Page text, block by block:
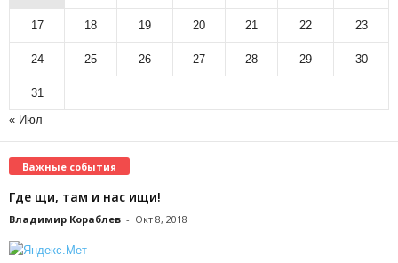
17 18 19 20 21 22 23
24 25 26 27 28 29 30
31
« Июл
Важные события
Где щи, там и нас ищи!
Владимир Кораблев - Окт 8, 2018